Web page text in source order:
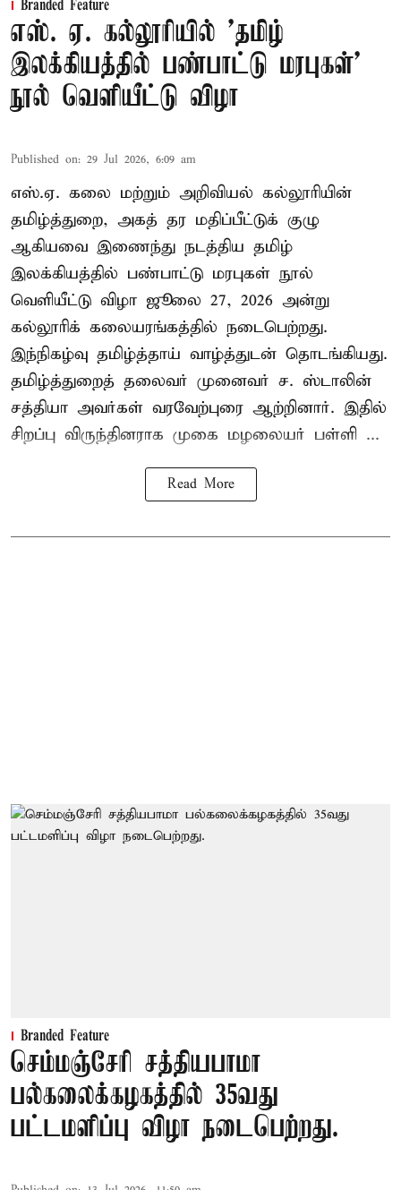
Branded Feature
எஸ். ஏ. கல்லூரியில் 'தமிழ்
இலக்கியத்தில் பண்பாட்டு மரபுகள்'
நூல் வெளியீட்டு விழா
Published on: 29 Jul 2026, 6:09 am
எஸ்.ஏ. கலை மற்றும் அறிவியல் கல்லூரியின்
தமிழ்த்துறை, அகத் தர மதிப்பீட்டுக் குழு
ஆகியவை இணைந்து நடத்திய தமிழ்
இலக்கியத்தில் பண்பாட்டு மரபுகள் நூல்
வெளியீட்டு விழா ஜூலை 27, 2026 அன்று
கல்லூரிக் கலையரங்கத்தில் நடைபெற்றது.
இந்நிகழ்வு தமிழ்த்தாய் வாழ்த்துடன் தொடங்கியது.
தமிழ்த்துறைத் தலைவர் முனைவர் ச. ஸ்டாலின்
சத்தியா அவர்கள் வரவேற்புரை ஆற்றினார். இதில்
சிறப்பு விருந்தினராக முகை மழலையர் பள்ளி ...
Read More
Branded Feature
செம்மஞ்சேரி சத்தியபாமா
பல்கலைக்கழகத்தில் 35வது
பட்டமளிப்பு விழா நடைபெற்றது.